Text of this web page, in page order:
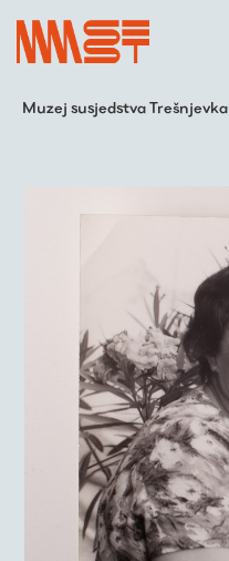
Muzej susjedstva Trešnjevka